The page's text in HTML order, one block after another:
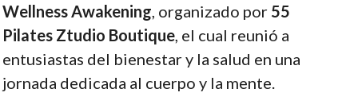
Wellness Awakening, organizado por 55
Pilates Ztudio Boutique, el cual reunió a
entusiastas del bienestar y la salud en una
jornada dedicada al cuerpo y la mente.